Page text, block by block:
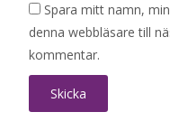
Spara mitt namn,
denna webbläsare till
kommentar.